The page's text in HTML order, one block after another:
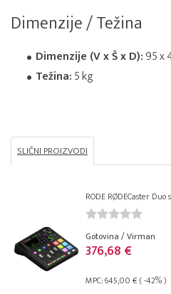
Dimenzije / Težina
Dimenzije (V x Š x D):95 x
Težina:5 kg
SLIČNI PROIZVODI
RODE RØDECaster
Gotovina / Virman
376,68 €
MPC: 645,00 € ( -42% )